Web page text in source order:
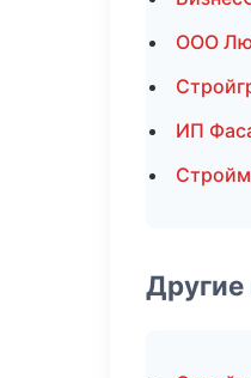
ООО
ИП
Другие